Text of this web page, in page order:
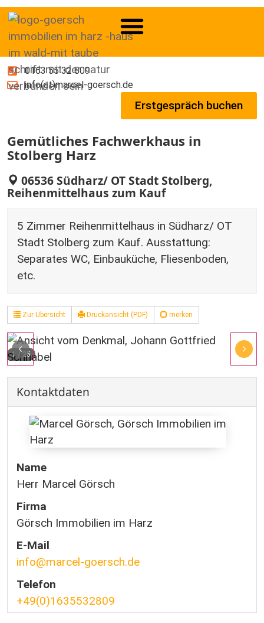
0163 55 32 809
info(at)marcel-goersch.de
Erstgespräch buchen
Gemütliches Fachwerkhaus in
Stolberg Harz
06536 Südharz/ OT Stadt Stolberg,
Reihenmittelhaus zum Kauf
5 Zimmer Reihenmittelhaus in Südharz/ OT
Stadt Stolberg zum Kauf. Ausstattung:
Separates WC, Einbauküche, Fliesenboden,
etc.
Zur Übersicht Druckansicht (PDF) merken
1 /25
Kontaktdaten
Name
Herr Marcel Görsch
Firma
Görsch Immobilien im Harz
E-Mail
info@marcel-goersch.de
Telefon
+49(0)1635532809